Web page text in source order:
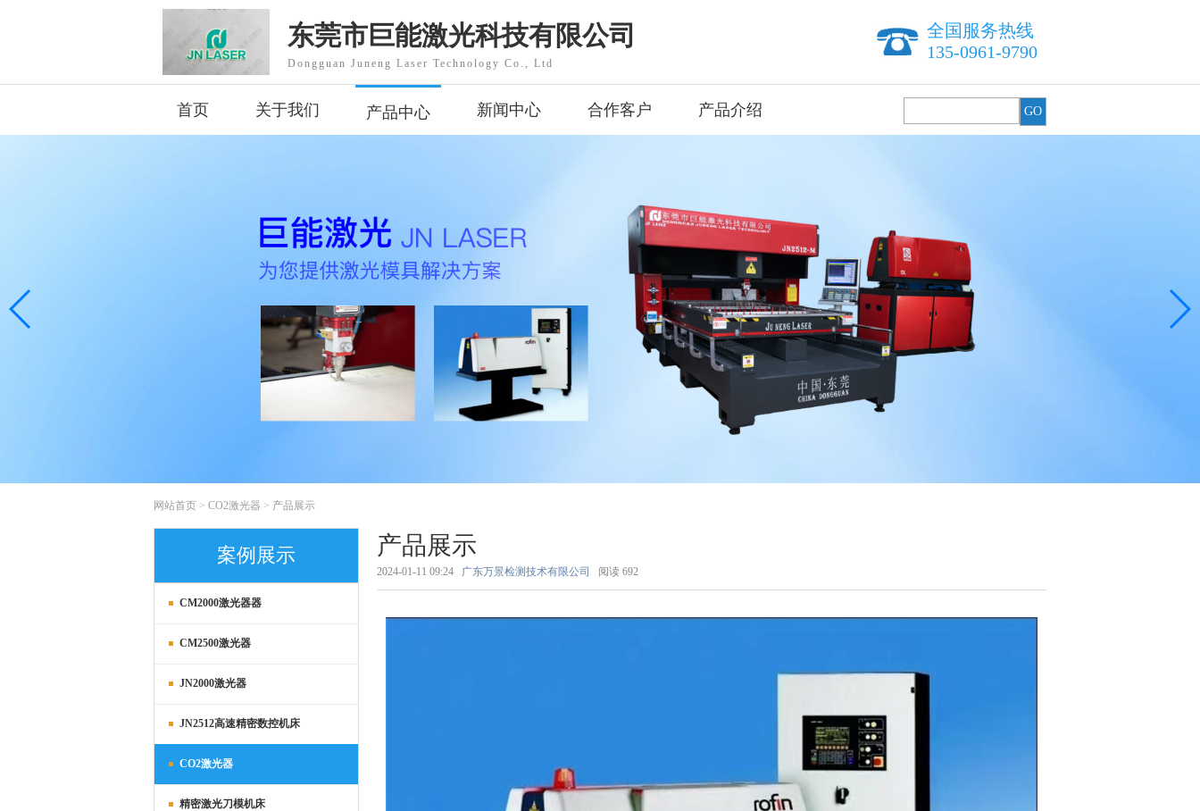
东莞市巨能激光科技有限公司
Dongguan Juneng Laser Technology Co., Ltd
全国服务热线
135-0961-9790
首页 关于我们 产品中心 新闻中心 合作客户 产品介绍
网站首页 > CO2激光器 > 产品展示
案例展示
CM2000激光器器
CM2500激光器
JN2000激光器
JN2512高速精密数控机床
CO2激光器
精密激光刀模机床
产品展示
2024-01-11 09:24 广东万景检测技术有限公司 阅读 692